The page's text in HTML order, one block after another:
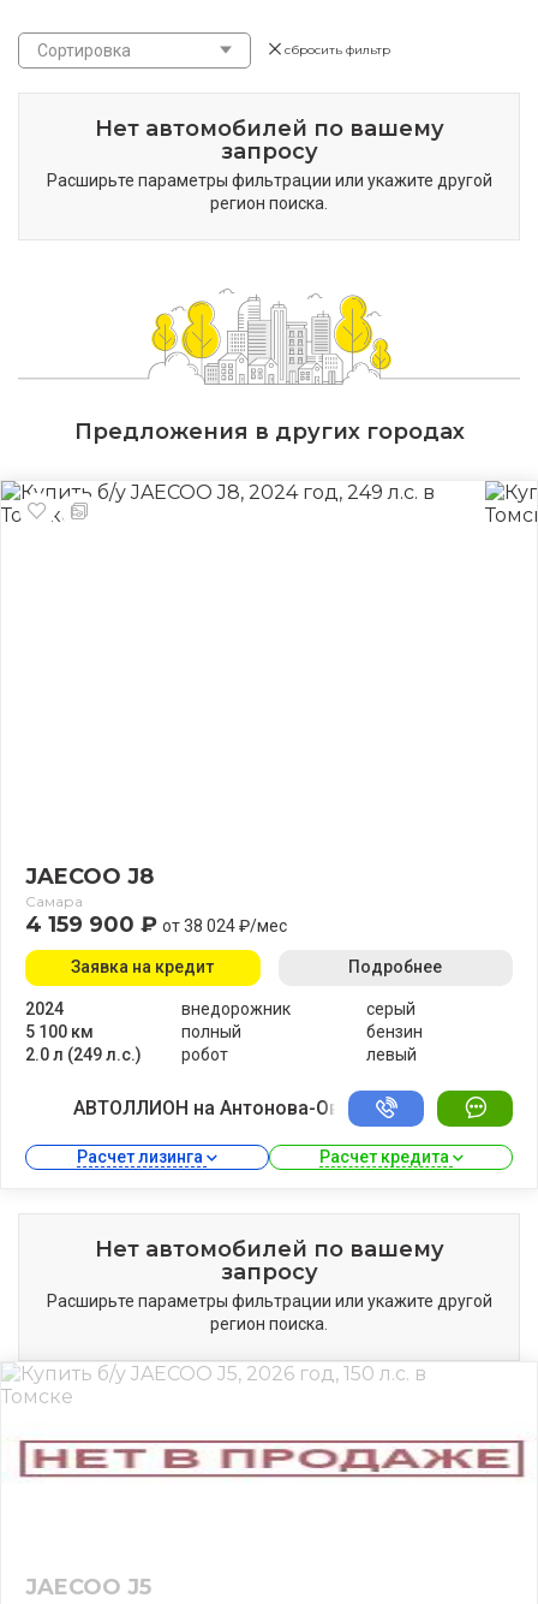
Сортировка сбросить фильтр
Нет автомобилей по вашему
запросу
Расширьте параметры фильтрации или укажите другой
регион поиска.
Предложения в других городах
JAECOO J8
Самара
4 159 900 ₽ от 38 024 ₽/мес
2024
5 100 км
2.0 л (249 л.с.)
внедорожник
полный
робот
серый
бензин
левый
Заявка на кредит Подробнее
АВТОЛЛИОН на Антонова-Овсеенко
Расчет лизинга Расчет кредита
Нет автомобилей по вашему
запросу
Расширьте параметры фильтрации или укажите другой
регион поиска.
JAECOO J5